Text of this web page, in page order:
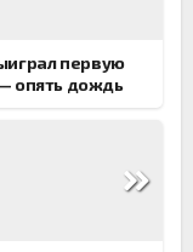
первую
опять дождь